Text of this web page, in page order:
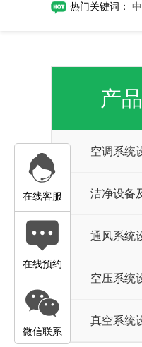
热门关键词：
产
空调系统
洁净设备
通风系统
空压系统
真空系统
在线客服
在线预约
微信联系